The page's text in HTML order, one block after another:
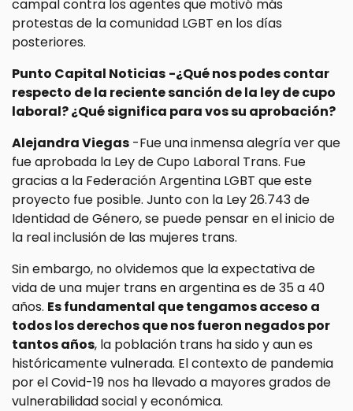
campal contra los agentes que motivó más
protestas de la comunidad LGBT en los días
posteriores.
Punto Capital Noticias -¿Qué nos podes contar
respecto de la reciente sanción de la ley de cupo
laboral? ¿Qué significa para vos su aprobación?
Alejandra Viegas -Fue una inmensa alegría ver que
fue aprobada la Ley de Cupo Laboral Trans. Fue
gracias a la Federación Argentina LGBT que este
proyecto fue posible. Junto con la Ley 26.743 de
Identidad de Género, se puede pensar en el inicio de
la real inclusión de las mujeres trans.
Sin embargo, no olvidemos que la expectativa de
vida de una mujer trans en argentina es de 35 a 40
años. Es fundamental que tengamos acceso a
todos los derechos que nos fueron negados por
tantos años, la población trans ha sido y aun es
históricamente vulnerada. El contexto de pandemia
por el Covid-19 nos ha llevado a mayores grados de
vulnerabilidad social y económica.